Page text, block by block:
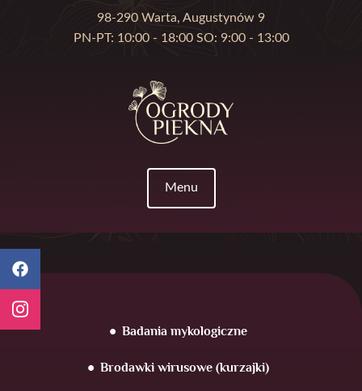
98-290 Warta, Augustynów 9
PN-PT: 10:00 - 18:00 SO: 9:00 - 13:00
Menu
Badania mykologiczne
Brodawki wirusowe (kurzajki)